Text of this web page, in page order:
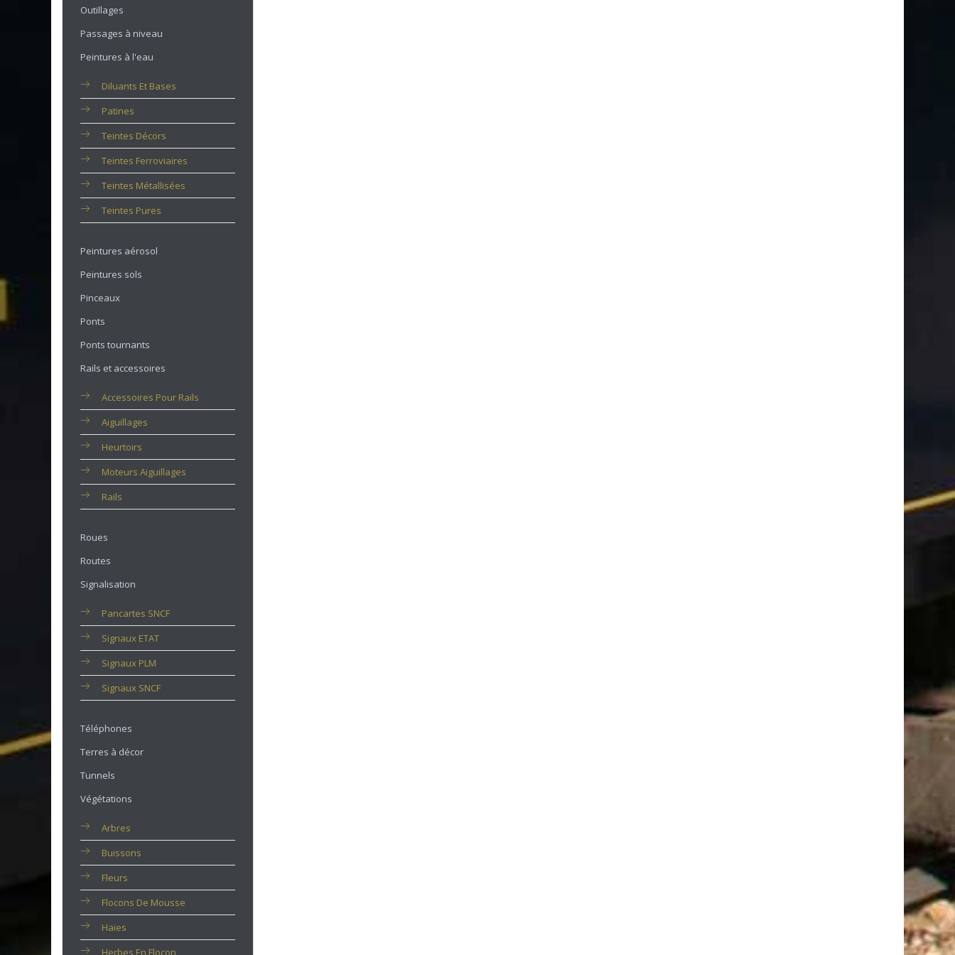
Outillages
Passages à niveau
Peintures à l'eau
Diluants Et Bases
Patines
Teintes Décors
Teintes Ferroviaires
Teintes Métallisées
Teintes Pures
Peintures aérosol
Peintures sols
Pinceaux
Ponts
Ponts tournants
Rails et accessoires
Accessoires Pour Rails
Aiguillages
Heurtoirs
Moteurs Aiguillages
Rails
Roues
Routes
Signalisation
Pancartes SNCF
Signaux ETAT
Signaux PLM
Signaux SNCF
Téléphones
Terres à décor
Tunnels
Végétations
Arbres
Buissons
Fleurs
Flocons De Mousse
Haies
Herbes En Flocon